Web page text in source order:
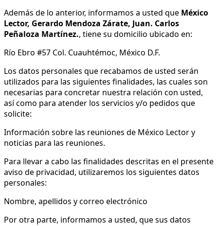
Además de lo anterior, informamos a usted que México
Lector, Gerardo Mendoza Zárate, Juan. Carlos
Peñaloza Martínez., tiene su domicilio ubicado en:
Río Ebro #57 Col. Cuauhtémoc, México D.F.
Los datos personales que recabamos de usted serán
utilizados para las siguientes finalidades, las cuales son
necesarias para concretar nuestra relación con usted,
así como para atender los servicios y/o pedidos que
solicite:
Información sobre las reuniones de México Lector y
noticias para las reuniones.
Para llevar a cabo las finalidades descritas en el presente
aviso de privacidad, utilizaremos los siguientes datos
personales:
Nombre, apellidos y correo electrónico
Por otra parte, informamos a usted, que sus datos